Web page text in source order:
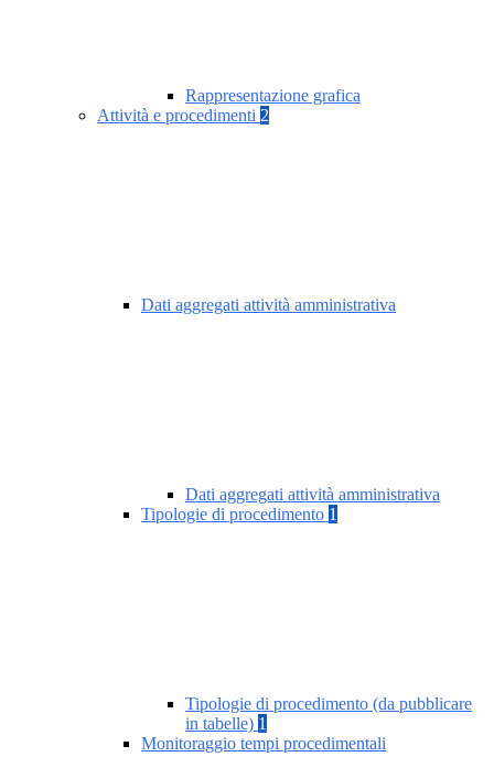
Rappresentazione grafica
Attività e procedimenti 2
Dati aggregati attività amministrativa
Dati aggregati attività amministrativa
Tipologie di procedimento 1
Tipologie di procedimento (da pubblicare
in tabelle) 1
Monitoraggio tempi procedimentali